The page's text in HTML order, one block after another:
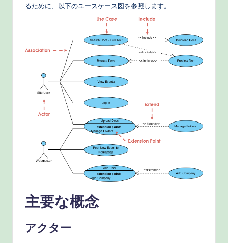
o
るために、以下のユースケース図を参照します。
主要な概念
アクター